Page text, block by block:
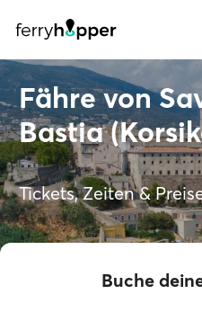
Fähre von
Bastia
Tickets, Zeiten &
Buche